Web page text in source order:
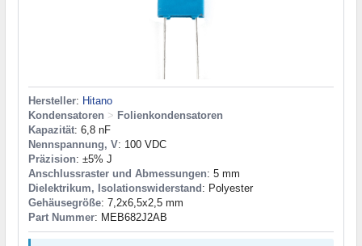
Hersteller: Hitano
Kondensatoren > Folienkondensatoren
Kapazität: 6,8 nF
Nennspannung, V: 100 VDC
Präzision: ±5% J
Anschlussraster und Abmessungen: 5 mm
Dielektrikum, Isolationswiderstand : Polyester
Gehäusegröße: 7,2x6,5x2,5 mm
Part Nummer: MEB682J2AB